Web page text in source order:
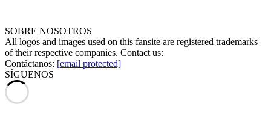
SOBRE NOSOTROS
All logos and images used on this fansite are registered trademarks
of their respective companies. Contact us:
Contáctanos: [email protected]
SÍGUENOS